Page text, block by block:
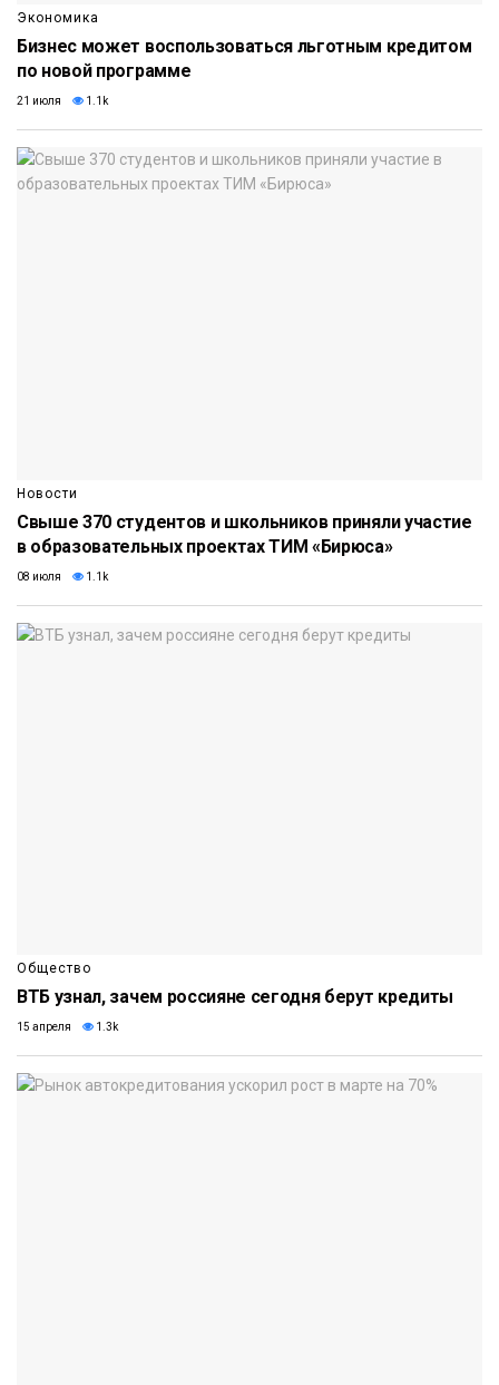
Экономика
Бизнес может воспользоваться льготным кредитом
по новой программе
21 июля 1.1k
Новости
Свыше 370 студентов и школьников приняли участие
в образовательных проектах ТИМ «Бирюса»
08 июля 1.1k
Общество
ВТБ узнал, зачем россияне сегодня берут кредиты
15 апреля 1.3k